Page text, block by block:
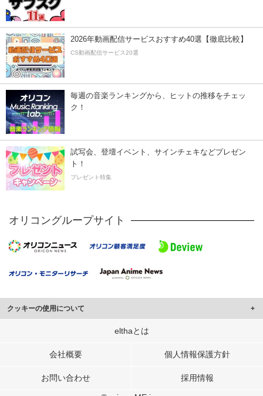
2026年動画配信サービスおすすめ40選【徹底比較】
CS動画配信サービス20選
毎週の音楽ランキングから、ヒットの推移をチェッ
ク！
試写会、登壇イベント、サインチェキなどプレゼン
ト！
プレゼント特集
オリコングループサイト
クッキーの使用について
このサイトでは Cookie を使用して、ユーザーに合わせたコンテンツや広告の
行っています。
メディアや広告配信、データ解析の各パートナーに提供しています。
elthaとは
会社概要 個人情報保護方針
お問い合わせ 採用情報